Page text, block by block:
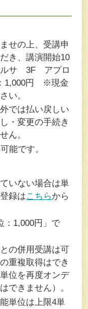
せの上、受講申
き、講演開始10
ルサ 3F アプロ
1,000円 ※現金
い。
では払い戻しい
・変更の手続き
ん。
能です。
いない場合は単
録はこちらから
：1,000円」で
の併用受講は可
重複取得はでき
位を再度オンデ
できません）。
単位は上限4単